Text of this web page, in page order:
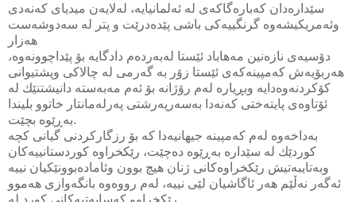
سێداره‌دان كه‌باره‌گاكه‌ی‌ له‌ ئه‌لمانیایه‌، له‌لایه‌ن میدیای‌ كه‌نه‌دی‌
وئه‌مریكیشه‌وه‌ گرنگییه‌كی‌ باشی‌ پێده‌درێت و پتر له‌ سه‌دوشه‌ست
هه‌زار
دۆسیه‌ی‌ نازه‌نین مه‌هاباد ئێستا له‌به‌رده‌م دادگایه‌ بۆ پێداچوونه‌وه‌،
هه‌ربۆیه‌ش كه‌مپینه‌كه‌ی‌ ئێستا زۆر به‌ گه‌رمی‌ له‌ چالاكی‌ وپشتیوانی
كۆكردنه‌وه‌دایه‌ وبڕیاره‌ له‌م رۆژانه‌ بۆ ئه‌م مه‌به‌سته‌ دانیشتنێك له‌
ئۆتاوه‌ی‌ پایته‌ختی‌ كه‌نه‌دا به‌سه‌رپه‌رشتی‌ په‌رله‌مانتار خاتوو بلیندا
به‌ڕێوه‌ بچێت.
به‌داخه‌وه‌ له‌م كه‌مپینه‌ جیهانیه‌دا كه‌ بۆ رزگاركردنی‌ گیانی‌ كچه‌
كوردێك له‌ سێداره‌ به‌ڕێوه‌ ده‌چێت، رێكخراوه‌ كوردستانییه‌كان
وبه‌تایبه‌تیش رێكخراوه‌كانی‌ ژنان هیچ بوون وئاماده‌بوونێكیان نییه‌
ئه‌گه‌ر نه‌ڵێم هه‌ر ئاگاشیان لێی‌ نییه‌، له‌م رووه‌وه‌ بانگه‌وازی‌ هه‌موو